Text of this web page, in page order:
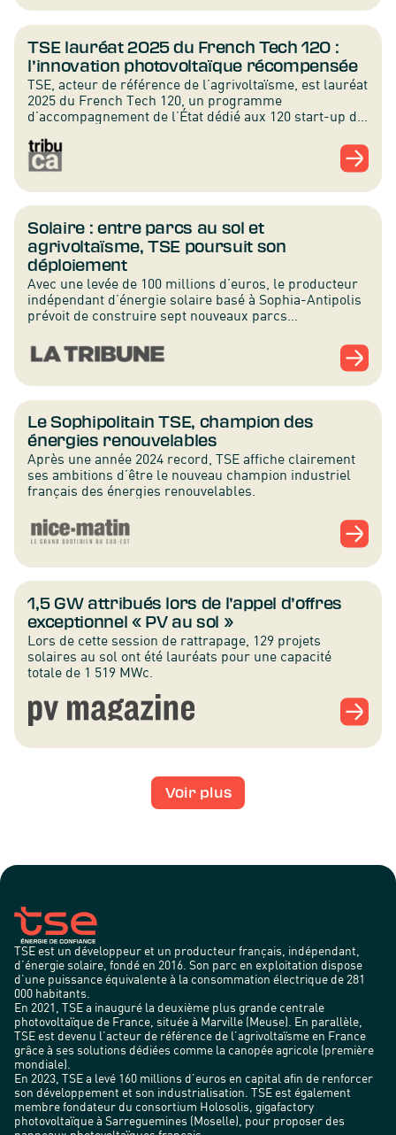
TSE lauréat 2025 du French Tech 120 :
l’innovation photovoltaïque récompensée
TSE, acteur de référence de l’agrivoltaïsme, est lauréat
2025 du French Tech 120, un programme
d’accompagnement de l’État dédié aux 120 start-up de
de devenir leaders de rang international.
Solaire : entre parcs au sol et
agrivoltaïsme, TSE poursuit son
déploiement
Avec une levée de 100 millions d’euros, le producteur
indépendant d’énergie solaire basé à Sophia-Antipolis
prévoit de construire sept nouveaux parcs
Le Sophipolitain TSE, champion des
énergies renouvelables
Après une année 2024 record, TSE affiche clairement
ses ambitions d’être le nouveau champion industriel
français des énergies renouvelables.
1,5 GW attribués lors de l’appel d’offres
exceptionnel « PV au sol »
Lors de cette session de rattrapage, 129 projets
solaires au sol ont été lauréats pour une capacité
totale de 1 519 MWc.
Voir plus
TSE est un développeur et un producteur français, indépendant,
d’énergie solaire, fondé en 2016. Son parc en exploitation dispose
d’une puissance équivalente à la consommation électrique de 281
000 habitants.
En 2021, TSE a inauguré la deuxième plus grande centrale
photovoltaïque de France, située à Marville (Meuse). En parallèle,
TSE est devenu l’acteur de référence de l’agrivoltaïsme en France
grâce à ses solutions dédiées comme la canopée agricole (première
mondiale).
En 2023, TSE a levé 160 millions d’euros en capital afin de renforcer
son développement et son industrialisation. TSE est également
membre fondateur du consortium Holosolis, gigafactory
photovoltaïque à Sarreguemines (Moselle), pour proposer des